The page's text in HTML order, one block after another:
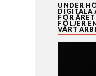
UNDER
DIGITALA
FÖR
FÖLJER
VÅRT